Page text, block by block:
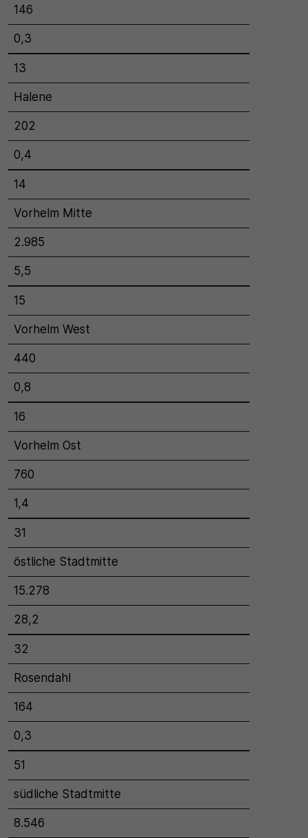
146
0,3
13
Halene
202
0,4
14
Vorhelm Mitte
2.985
5,5
15
Vorhelm West
440
0,8
16
Vorhelm Ost
760
1,4
31
östliche Stadtmitte
15.278
28,2
32
Rosendahl
164
0,3
51
südliche Stadtmitte
8.546
vorübergehende Daten des Besuchs zu speichern.